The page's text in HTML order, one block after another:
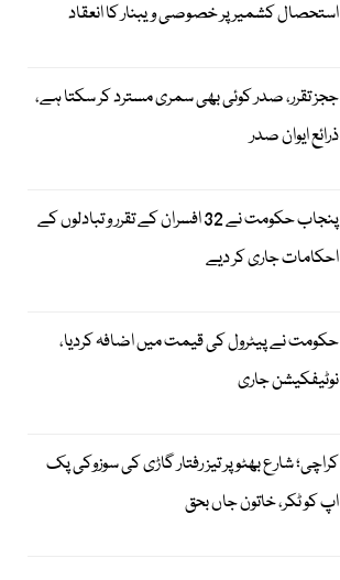
استحصال کشمیر پر خصوصی ویبنار کا انعقاد
ججز تقرر، صدر کوئی بھی سمری مسترد کر سکتا ہے،
ذرائع ایوان صدر
پنجاب حکومت نے 32 افسران کے تقرر و تبادلوں کے
احکامات جاری کر دیے
حکومت نے پیٹرول کی قیمت میں اضافہ کردیا،
نوٹیفکیشن جاری
کراچی؛ شارع بھٹو پر تیز رفتار گاڑی کی سوزوکی پک
اپ کو ٹکر، خاتون جاں بحق